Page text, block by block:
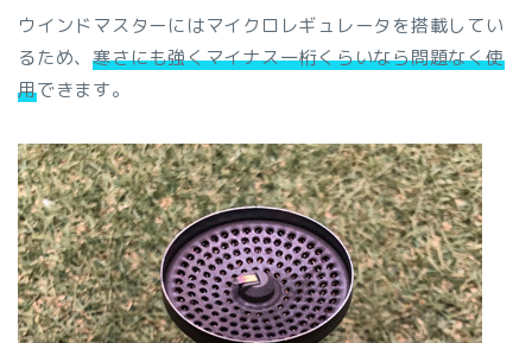
ウインドマスターにはマイクロレギュレータを搭載してい
るため、寒さにも強くマイナス一桁くらいなら問題なく使
用できます。